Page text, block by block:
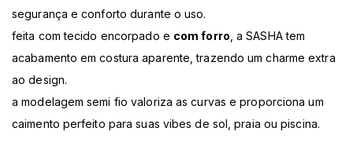
segurança e conforto durante o uso.
feita com tecido encorpado e com forro, a SASHA tem
acabamento em costura aparente, trazendo um charme extra
ao design.
a modelagem semi fio valoriza as curvas e proporciona um
caimento perfeito para suas vibes de sol, praia ou piscina.